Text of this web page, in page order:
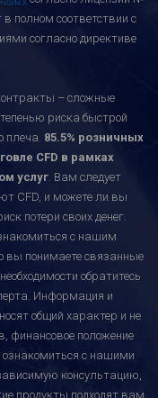
полном соответствии с
согласно директиве
– сложные
риска быстрой
плеча. 85.5% розничных
CFD в рамках
услуг. Вам следует
CFD, и можете ли вы
потери своих денег.
с нашим
вы понимаете связанные
обратитесь
Информация и
общий характер и не
финансовое положение
ознакомиться с нашими
консультацию,
продукты подходят вам